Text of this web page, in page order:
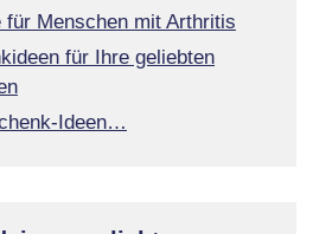
für Menschen mit Arthritis
für Ihre geliebten
Ideen…